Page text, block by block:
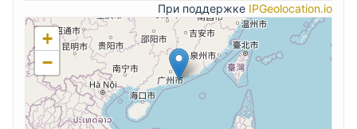
При поддержке IPGeolocation.io
+
−